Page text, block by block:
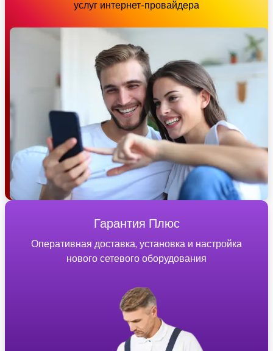
услуг интернет-провайдера
Гарантия Плюс
Оперативная доставка, установка и настройка
нового сетевого оборудования